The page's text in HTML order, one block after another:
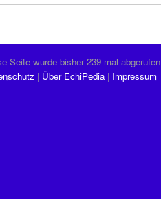
Seite wurde bisher 239-mal
Über EchiPedia Impressum